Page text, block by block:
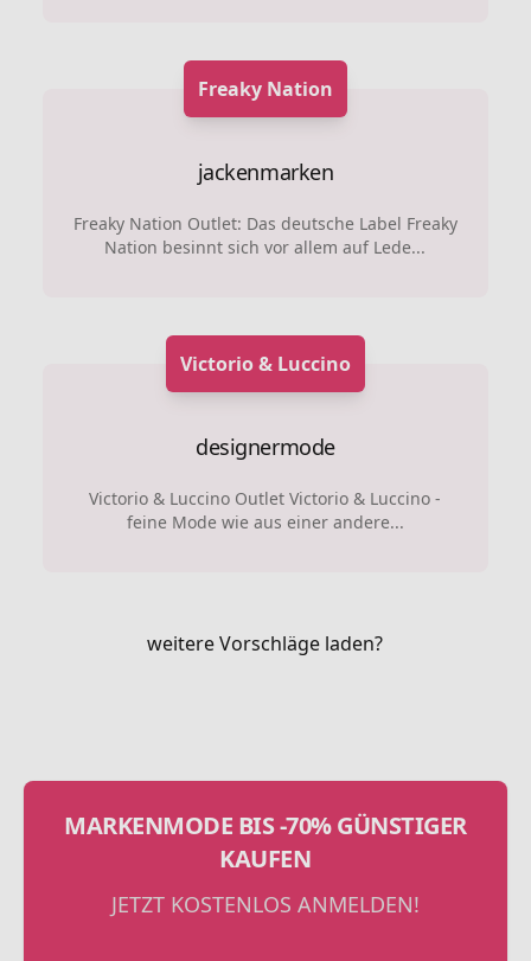
Freaky Nation
jackenmarken
Freaky Nation Outlet: Das deutsche Label Freaky
Nation besinnt sich vor allem auf Lede...
Victorio & Luccino
designermode
Victorio & Luccino Outlet Victorio & Luccino -
feine Mode wie aus einer andere...
weitere Vorschläge laden?
MARKENMODE BIS -70% GÜNSTIGER
KAUFEN
JETZT KOSTENLOS ANMELDEN!